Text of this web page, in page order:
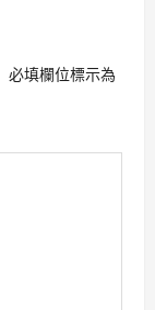
必填欄位標示為